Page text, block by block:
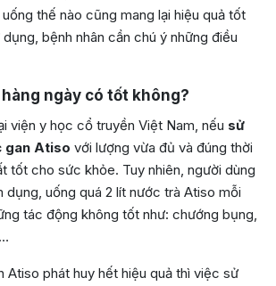
thế nào cũng mang lại hiệu quả tốt
bệnh nhân cần chú ý những điều
ngày có tốt không?
viện y học cổ truyền Việt Nam, nếu sử
gan Atiso với lượng vừa đủ và đúng thời
tốt cho sức khỏe. Tuy nhiên, người dùng
dụng, uống quá 2 lít nước trà Atiso mỗi
tác động không tốt như: chướng bụng,
Atiso phát huy hết hiệu quả thì việc sử